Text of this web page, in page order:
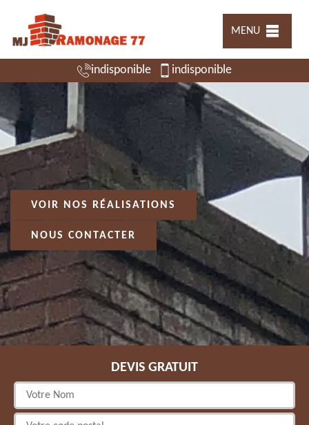
MENU
indisponible indisponible
VOIR NOS RÉALISATIONS
NOUS CONTACTER
DEVIS GRATUIT